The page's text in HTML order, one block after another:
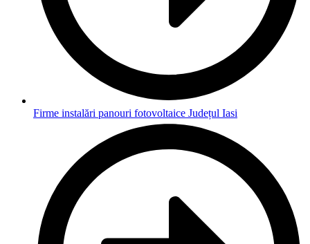
Firme instalări panouri fotovoltaice Județul Iasi